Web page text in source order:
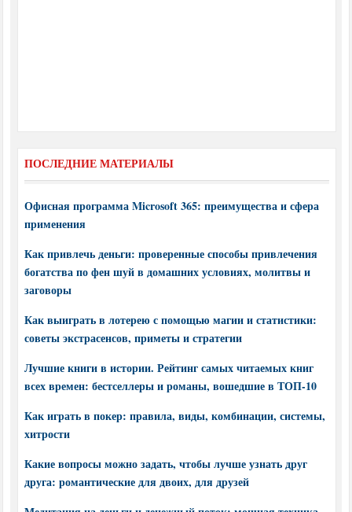
ПОСЛЕДНИЕ МАТЕРИАЛЫ
Офисная программа Microsoft 365: преимущества и сфера
применения
Как привлечь деньги: проверенные способы привлечения
богатства по фен шуй в домашних условиях, молитвы и
заговоры
Как выиграть в лотерею с помощью магии и статистики:
советы экстрасенсов, приметы и стратегии
Лучшие книги в истории. Рейтинг самых читаемых книг
всех времен: бестселлеры и романы, вошедшие в ТОП-10
Как играть в покер: правила, виды, комбинации, системы,
хитрости
Какие вопросы можно задать, чтобы лучше узнать друг
друга: романтические для двоих, для друзей